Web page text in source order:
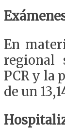
En
regional
PCR y la
de un